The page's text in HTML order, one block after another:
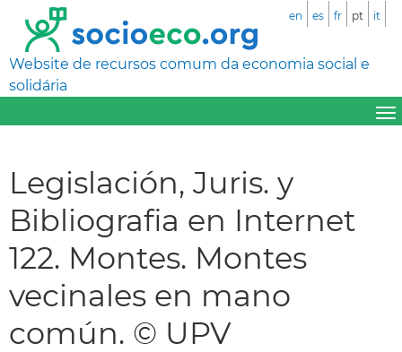
Website de recursos comum da economia social e
solidária
en es fr pt it
Legislación, Juris. y
Bibliografia en Internet
122. Montes. Montes
vecinales en mano
común. © UPV